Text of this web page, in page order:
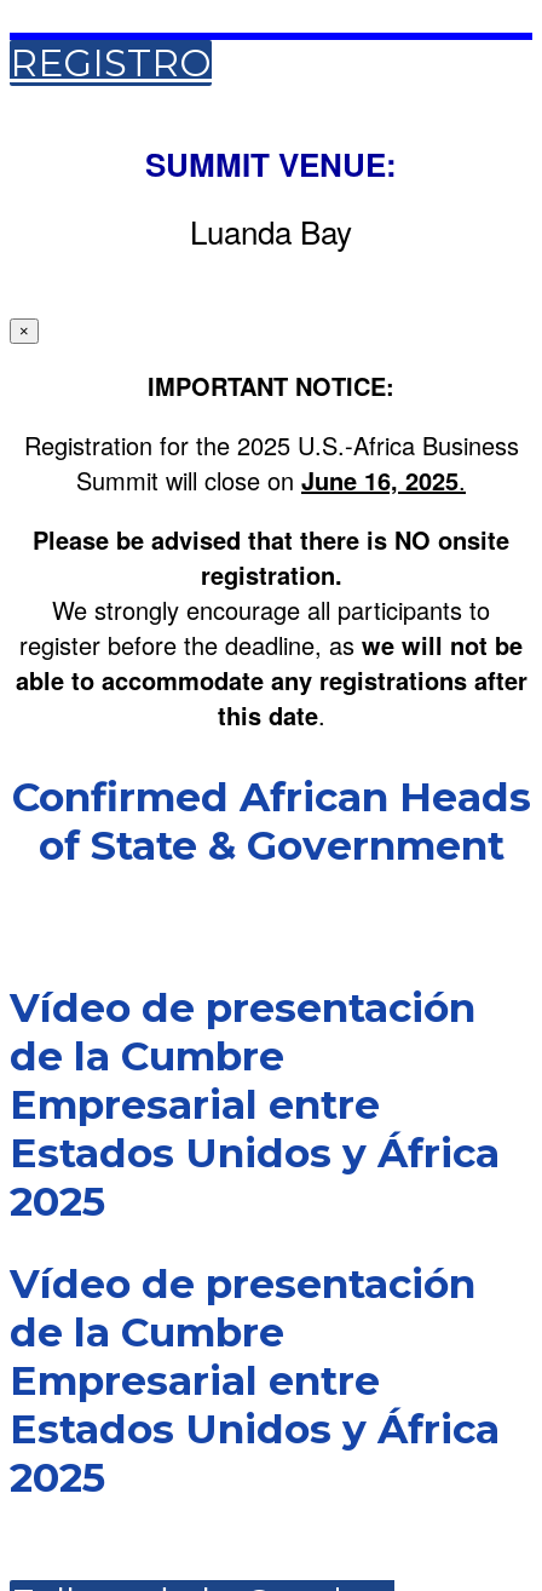
REGISTRO
SUMMIT VENUE:
Luanda Bay
×
IMPORTANT NOTICE:
Registration for the 2025 U.S.-Africa Business
Summit will close on June 16, 2025.
Please be advised that there is NO onsite
registration.
We strongly encourage all participants to
register before the deadline, as we will not be
able to accommodate any registrations after
this date.
Confirmed African Heads
of State & Government
Vídeo de presentación
de la Cumbre
Empresarial entre
Estados Unidos y África
2025
Vídeo de presentación
de la Cumbre
Empresarial entre
Estados Unidos y África
2025